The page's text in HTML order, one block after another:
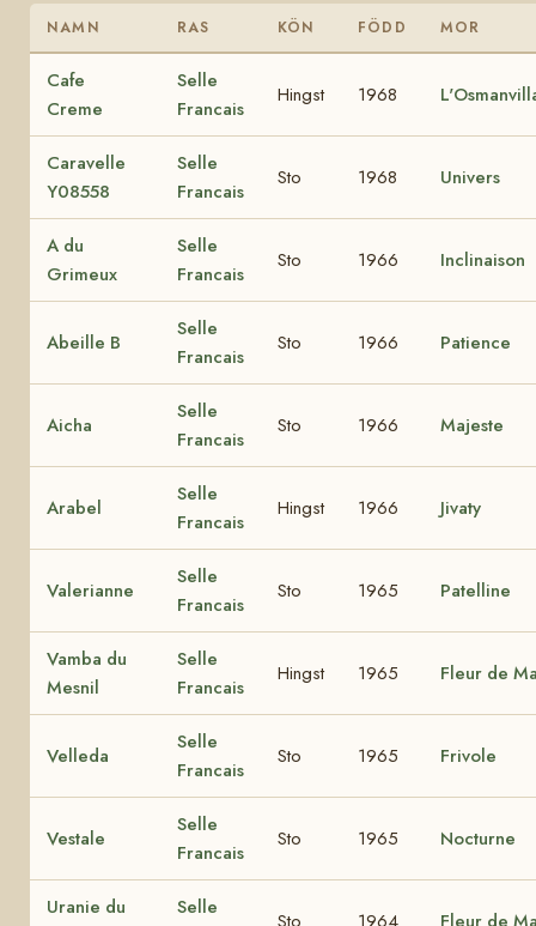
NAMN RAS KÖN FÖDD MOR
Cafe
Creme
Selle
Francais
Hingst 1968
Caravelle
Y08558
Selle
Francais
Sto 1968 Univers
A du
Grimeux
Selle
Francais
Sto 1966 Inclinaison
Abeille B
Selle
Francais
Sto 1966 Patience
Aicha
Selle
Francais
Sto 1966 Majeste
Arabel
Selle
Francais
Hingst 1966 Jivaty
Valerianne
Selle
Francais
Sto 1965 Patelline
Vamba du
Mesnil
Selle
Francais
Hingst 1965 Fleur de
Velleda
Selle
Francais
Sto 1965 Frivole
Vestale
Selle
Francais
Sto 1965 Nocturne
Uranie du
Selle
Sto 1964 Fleur de